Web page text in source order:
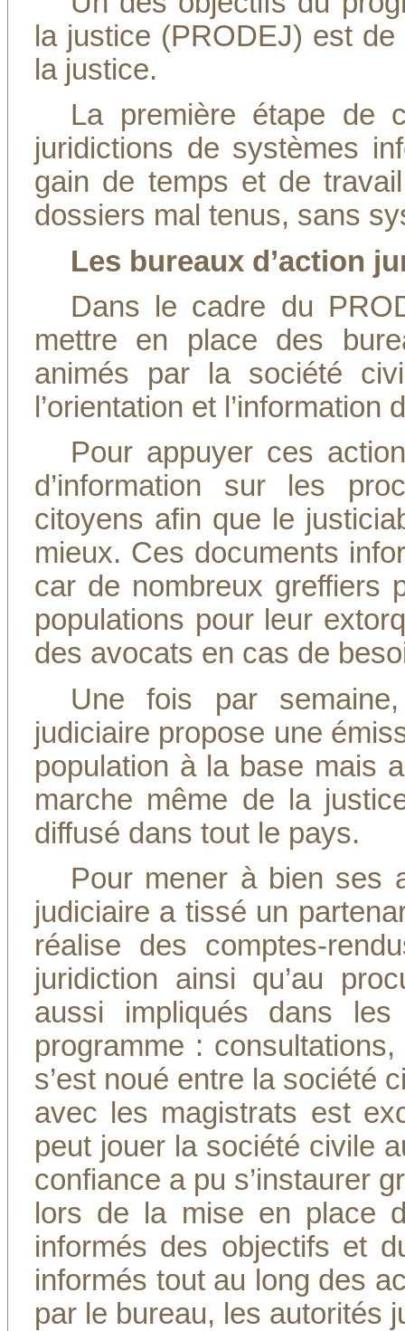
la justice (PRODEJ) est
la justice.
La première étape de
juridictions de systèmes
gain de temps et de
dossiers mal tenus, sans
Les bureaux d’action
Dans le cadre du
mettre en place des
animés par la société
l’orientation et
Pour appuyer ces
d’information sur les
citoyens afin que le
mieux. Ces documents
car de nombreux greffiers
populations pour leur
des avocats en cas de
Une fois par
judiciaire propose une
population à la base mais
marche même de la
diffusé dans tout le pays.
Pour mener à bien ses
judiciaire a tissé un
réalise des comptes-
juridiction ainsi qu’au
aussi impliqués dans
programme :
s’est noué entre la société
avec les magistrats est
peut jouer la société civile
confiance a pu s’instaurer
lors de la mise en place
informés des objectifs et
informés tout au long des
par le bureau, les autorités